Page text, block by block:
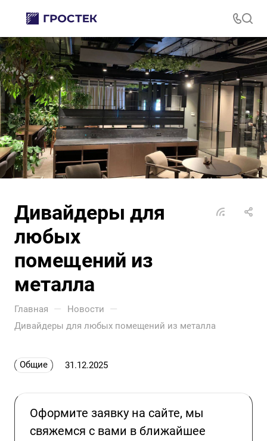
Дивайдеры для
любых
помещений из
металла
Главная — Новости —
Дивайдеры для любых помещений из металла
Общие 31.12.2025
Оформите заявку на сайте, мы
свяжемся с вами в ближайшее